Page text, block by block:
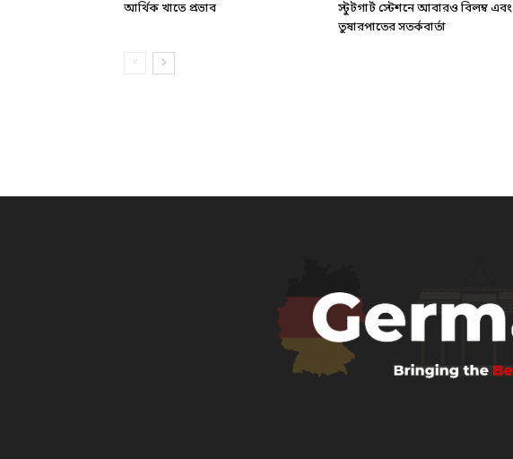
আর্থিক খাতে প্রভাব
স্টুটগার্ট স্টেশনে আবারও বিলম্ব এবং
তুষারপাতের সতর্কবার্তা